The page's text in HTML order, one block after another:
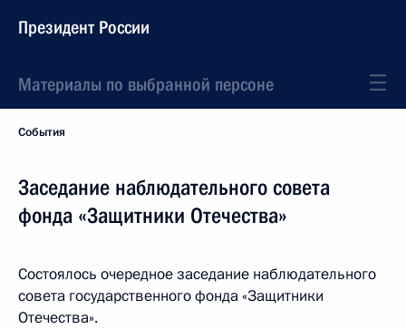
Президент России
Материалы по выбранной персоне
События
Заседание наблюдательного совета
фонда «Защитники Отечества»
Состоялось очередное заседание наблюдательного
совета государственного фонда «Защитники
Отечества».